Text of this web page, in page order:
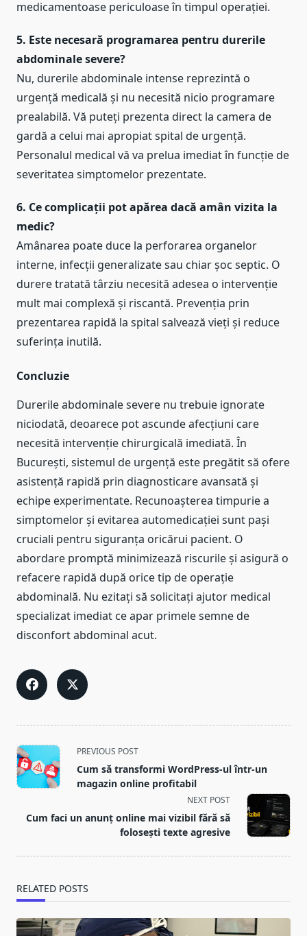
medicamentoase periculoase în timpul operației.
5. Este necesară programarea pentru durerile
abdominale severe?
Nu, durerile abdominale intense reprezintă o
urgență medicală și nu necesită nicio programare
prealabilă. Vă puteți prezenta direct la camera de
gardă a celui mai apropiat spital de urgență.
Personalul medical vă va prelua imediat în funcție de
severitatea simptomelor prezentate.
6. Ce complicații pot apărea dacă amân vizita la
medic?
Amânarea poate duce la perforarea organelor
interne, infecții generalizate sau chiar șoc septic. O
durere tratată târziu necesită adesea o intervenție
mult mai complexă și riscantă. Prevenția prin
prezentarea rapidă la spital salvează vieți și reduce
suferința inutilă.
Concluzie
Durerile abdominale severe nu trebuie ignorate
niciodată, deoarece pot ascunde afecțiuni care
necesită intervenție chirurgicală imediată. În
București, sistemul de urgență este pregătit să ofere
asistență rapidă prin diagnosticare avansată și
echipe experimentate. Recunoașterea timpurie a
simptomelor și evitarea automedicației sunt pași
cruciali pentru siguranța oricărui pacient. O
abordare promptă minimizează riscurile și asigură o
refacere rapidă după orice tip de operație
abdominală. Nu ezitați să solicitați ajutor medical
specializat imediat ce apar primele semne de
disconfort abdominal acut.
<span
class="nav-
subtitle
reader-
PREVIOUS POST
Cum să transformi WordPress-ul într-un
magazin online profitabil
NEXT POST
Cum faci un anunț online mai vizibil fără să
folosești texte agresive
RELATED POSTS